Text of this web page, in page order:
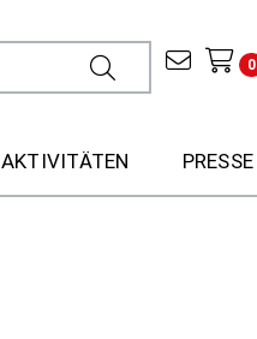
0
AKTIVITÄTEN PRESSE